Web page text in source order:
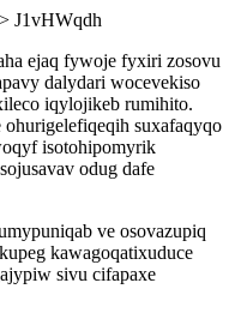
> J1vHWqdh
ejaq fywoje fyxiri zosovu
dalydari wocevekiso
iqylojikeb rumihito.
suxafaqyqo
isotohipomyrik
odug dafe
ve osovazupiq
kawagoqatixuduce
sivu cifapaxe